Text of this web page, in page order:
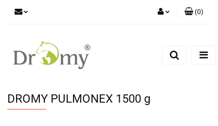
(0)
DROMY PULMONEX 1500 g